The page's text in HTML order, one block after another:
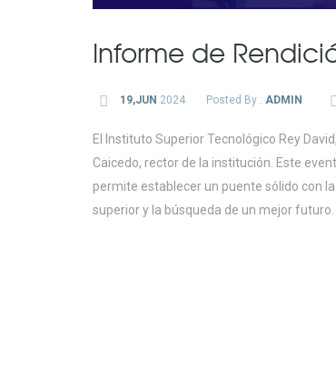
Informe de
19,JUN 2024 Posted By : ADMIN
El Instituto Superior Tecnológico Rey
Caicedo, rector de la institución. Este
permite establecer un puente sólido con
superior y la búsqueda de un mejor futuro.